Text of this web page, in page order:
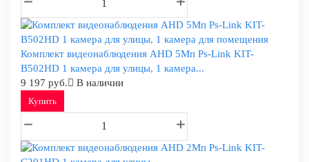
Комплект видеонаблюдения AHD 5Мп Ps-Link KIT-
B502HD 1 камера для улицы, 1 камера...
9 197 руб.
В наличии
Купить